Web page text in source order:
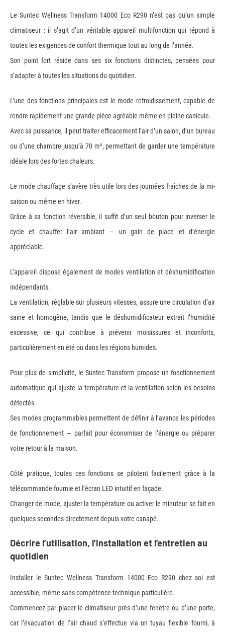
Le Suntec Wellness Transform 14000 Eco R290 n’est pas qu’un simple
climatiseur : il s’agit d’un véritable appareil multifonction qui répond à
toutes les exigences de confort thermique tout au long de l’année.
Son point fort réside dans ses six fonctions distinctes, pensées pour
s’adapter à toutes les situations du quotidien.
L’une des fonctions principales est le mode refroidissement, capable de
rendre rapidement une grande pièce agréable même en pleine canicule.
Avec sa puissance, il peut traiter efficacement l’air d’un salon, d’un bureau
ou d’une chambre jusqu’à 70 m², permettant de garder une température
idéale lors des fortes chaleurs.
Le mode chauffage s’avère très utile lors des journées fraîches de la mi-
saison ou même en hiver.
Grâce à sa fonction réversible, il suffit d’un seul bouton pour inverser le
cycle et chauffer l’air ambiant — un gain de place et d’énergie
appréciable.
L’appareil dispose également de modes ventilation et déshumidification
indépendants.
La ventilation, réglable sur plusieurs vitesses, assure une circulation d’air
saine et homogène, tandis que le déshumidificateur extrait l’humidité
excessive, ce qui contribue à prévenir moisissures et inconforts,
particulièrement en été ou dans les régions humides.
Pour plus de simplicité, le Suntec Transform propose un fonctionnement
automatique qui ajuste la température et la ventilation selon les besoins
détectés.
Ses modes programmables permettent de définir à l’avance les périodes
de fonctionnement — parfait pour économiser de l’énergie ou préparer
votre retour à la maison.
Côté pratique, toutes ces fonctions se pilotent facilement grâce à la
télécommande fournie et l’écran LED intuitif en façade.
Changer de mode, ajuster la température ou activer le minuteur se fait en
quelques secondes directement depuis votre canapé.
Décrire l’utilisation, l’installation et l’entretien au
quotidien
Installer le Suntec Wellness Transform 14000 Eco R290 chez soi est
accessible, même sans compétence technique particulière.
Commencez par placer le climatiseur près d’une fenêtre ou d’une porte,
car l’évacuation de l’air chaud s’effectue via un tuyau flexible fourni, à